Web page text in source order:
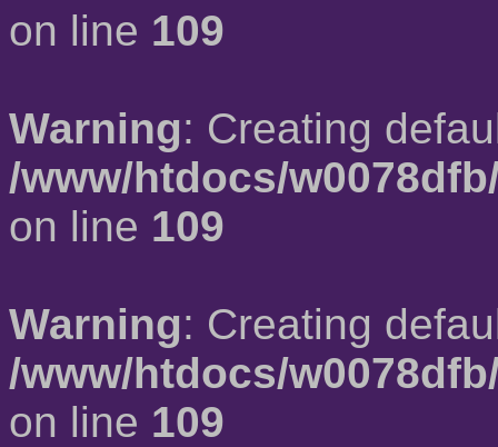
on line 109
Warning: Creating
/www/htdocs/
on line 109
Warning: Creating
/www/htdocs/
on line 109